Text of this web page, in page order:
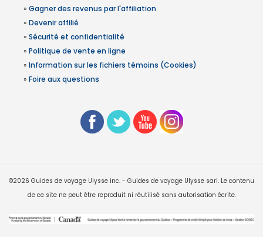
» Gagner des revenus par l'affiliation
» Devenir affilié
» Sécurité et confidentialité
» Politique de vente en ligne
» Information sur les fichiers témoins (Cookies)
» Foire aux questions
©2026 Guides de voyage Ulysse inc. - Guides de voyage Ulysse sarl. Le contenu
de ce site ne peut être reproduit ni réutilisé sans autorisation écrite.